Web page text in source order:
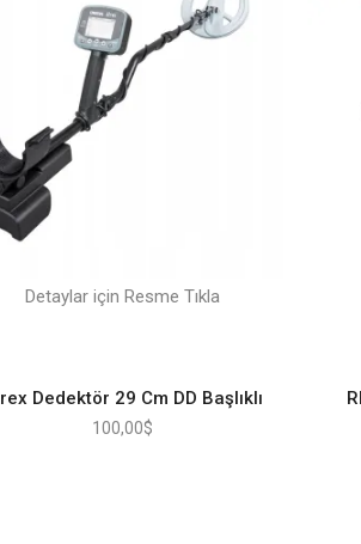
Detaylar için Resme Tıkla
Dedektör 29 Cm DD Başlıklı
100,00$